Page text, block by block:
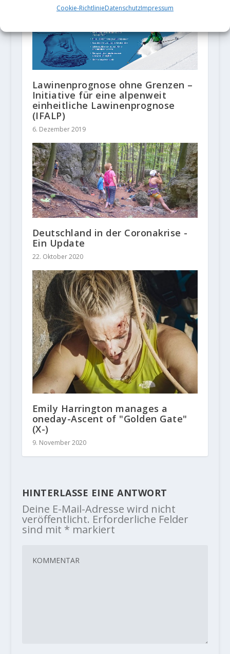
Cookie-RichtlinieDatenschutzImpressum
Lawinenprognose ohne Grenzen –
Initiative für eine alpenweit
einheitliche Lawinenprognose
(IFALP)
6. Dezember 2019
Deutschland in der Coronakrise -
Ein Update
22. Oktober 2020
Emily Harrington manages a
oneday-Ascent of "Golden Gate"
(X-)
9. November 2020
HINTERLASSE EINE ANTWORT
Deine E-Mail-Adresse wird nicht
veröffentlicht. Erforderliche Felder
sind mit * markiert